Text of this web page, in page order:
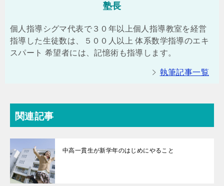
塾長
個人指導シグマ代表で３０年以上個人指導教室を経営
指導した生徒数は、５００人以上 体系数学指導のエキ
スパート 希望者には、記憶術も指導します。
執筆記事一覧
関連記事
中高一貫生が新学年のはじめにやること